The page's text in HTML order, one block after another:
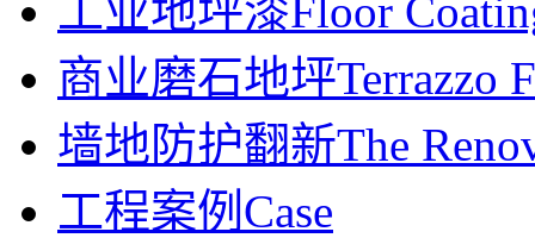
工业地坪漆Floor
商业磨石地坪Terrazzo
墙地防护翻新The
工程案例 Case